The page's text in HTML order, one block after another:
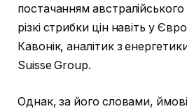
постачанням
різкі стрибки цін навіть у
Кавонік, аналітик з
Suisse Group.
Однак, за його словами,